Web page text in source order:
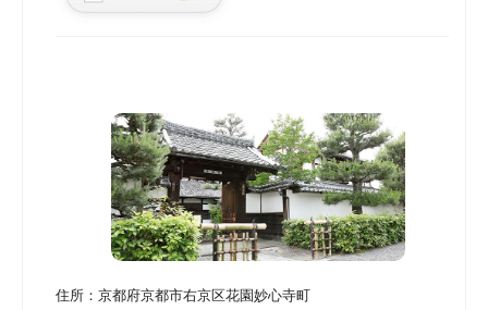
住所： 京都府京都市右京区花園妙心寺町